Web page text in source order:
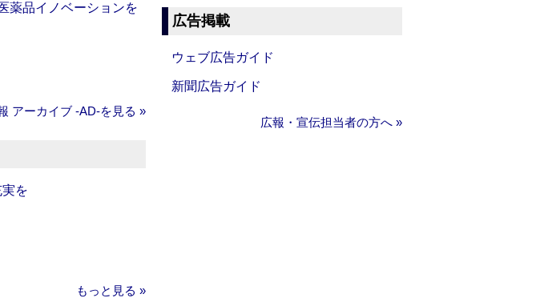
薬品イノベーションを
アーカイブ ‐AD‐を見る »
を
もっと見る »
広告掲載
ウェブ広告ガイド
新聞広告ガイド
広報・宣伝担当者の方へ »